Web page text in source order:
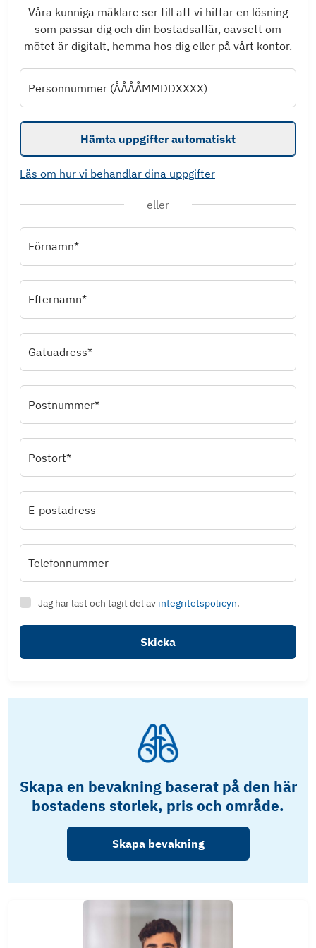
Våra kunniga mäklare ser till att vi hittar en lösning
som passar dig och din bostadsaffär, oavsett om
mötet är digitalt, hemma hos dig eller på vårt kontor.
Personnummer (ÅÅÅÅMMDDXXXX)
Hämta uppgifter automatiskt
Läs om hur vi behandlar dina uppgifter
eller
Förnamn*
Efternamn*
Gatuadress*
Postnummer*
Postort*
E-postadress
Telefonnummer
Jag har läst och tagit del av integritetspolicyn.
Skicka
Skapa en bevakning baserat på den här
bostadens storlek, pris och område.
Skapa bevakning